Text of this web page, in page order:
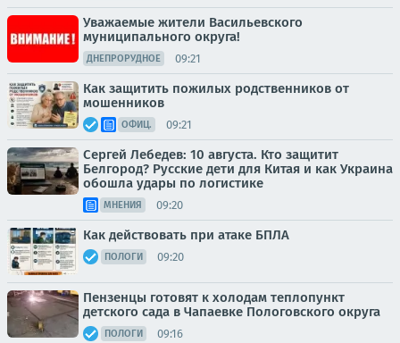
Уважаемые жители Васильевского
муниципального округа!
ДНЕПРОРУДНОЕ 09:21
Как защитить пожилых родственников от
мошенников
ОФИЦ. 09:21
Сергей Лебедев: 10 августа. Кто защитит
Белгород? Русские дети для Китая и как Украина
обошла удары по логистике
МНЕНИЯ 09:20
Как действовать при атаке БПЛА
ПОЛОГИ 09:20
Пензенцы готовят к холодам теплопункт
детского сада в Чапаевке Пологовского округа
ПОЛОГИ 09:16